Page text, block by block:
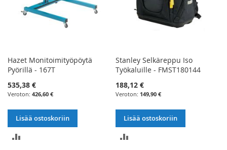
Hazet Monitoimityöpöytä
Pyörillä - 167T
535,38 €
426,60 €
Lisää ostoskoriin
Stanley Selkäreppu Iso
Työkaluille - FMST180144
188,12 €
149,90 €
Lisää ostoskoriin